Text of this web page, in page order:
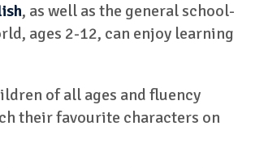
, as well as the general school-
ages 2-12, can enjoy learning
of all ages and fluency
their favourite characters on